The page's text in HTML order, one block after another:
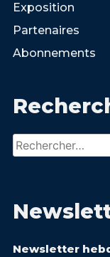
Exposition
Partenaires
Abonnements
Rechercher :
Newsletter